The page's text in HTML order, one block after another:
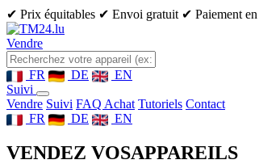
✔ Prix équitables ✔ Envoi gratuit ✔ Paiement
Vendre
FR DE
EN
Suivi
Vendre Suivi FAQ Achat Tutoriels Contact
FR
DE EN
VENDEZ VOSAPPAREILS